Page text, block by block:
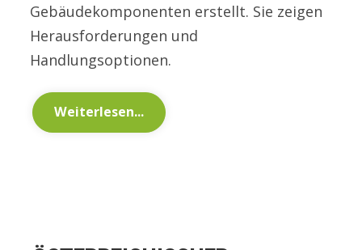
Gebäudekomponenten erstellt. Sie zeigen
Herausforderungen und
Handlungsoptionen.
Weiterlesen...